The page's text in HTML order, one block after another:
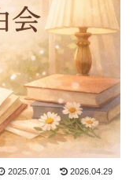
2025.07.01 2026.04.29